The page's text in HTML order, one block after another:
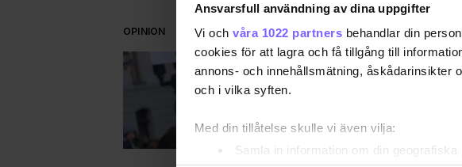
Ansvarsfull användning av dina uppgifter
Vi och våra 1022 partners behandlar din
cookies för att lagra och få tillgång till
annons- och innehållsmätning, åskådarinsikter
och i vilka syften.
Med din tillåtelse skulle vi även vilja:
Samla in information om din
OPINION